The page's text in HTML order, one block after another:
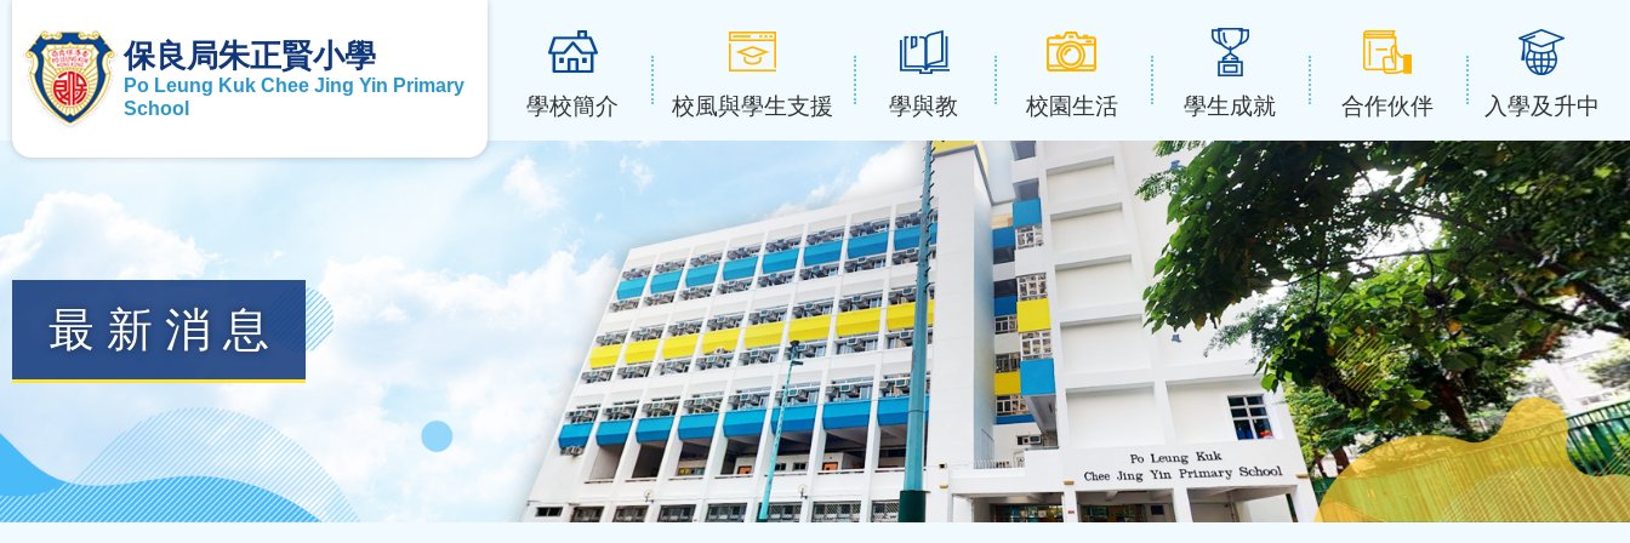
保良局朱正賢小學
Po Leung Kuk Chee Jing Yin Primary
School
學校簡介 校風與學生支援 學與教 校園生活 學生成就 合作伙伴 入學及升中
最新消息